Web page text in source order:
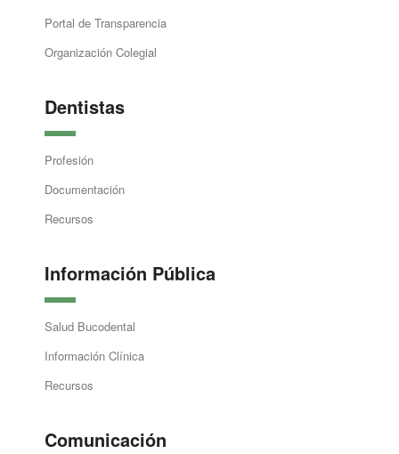
Portal de Transparencia
Organización Colegial
Dentistas
Profesión
Documentación
Recursos
Información Pública
Salud Bucodental
Información Clínica
Recursos
Comunicación